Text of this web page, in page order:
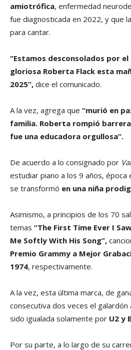
amiotrófica, enfermedad
fue diagnosticada en 2022, y que
para cantar.
“Estamos desconsolados por
gloriosa Roberta Flack esta
2025”, dice el comunicado.
A la vez, agrega que “murió en
familia. Roberta rompió
fue una educadora orgullosa”.
De acuerdo a lo consignado por
estudiar piano a los 9 años, época
se transformó en una niña
Asimismo, a principios de los 70
temas “The First Time Ever I
Me Softly With His Song”,
Premio Grammy a Mejor
1974, respectivamente.
A la vez, esta última marca, de
consecutiva dos veces el galardón
sido igualada solamente por U2 y
Por su parte, a lo largo de su